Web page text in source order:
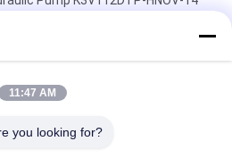
Hydraulic Pump, K3V140DT-
Products
Piston Pumps, K3V112DT-9N12
11:47 AM
you looking for?